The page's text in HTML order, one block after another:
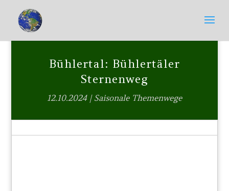
Bühlertal: Bühlertäler
Sternenweg
12.10.2024| Saisonale Themenwege